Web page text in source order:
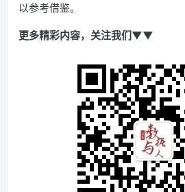
以参考借鉴。
更多精彩内容，关注我们▼▼